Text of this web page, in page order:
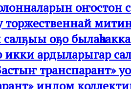
оҥостон
торжественнай
оҕо
икки ардыларыгар
транспарант»
индом